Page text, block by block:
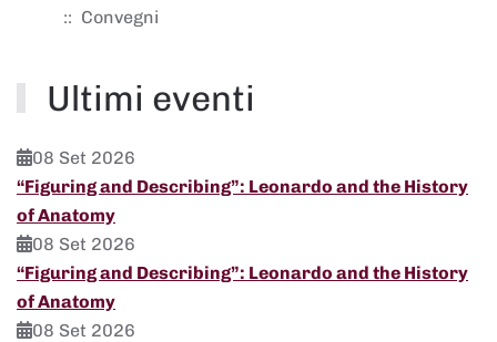
:: Convegni
Ultimi eventi
08 Set 2026
“Figuring and Describing”: Leonardo and the History
of Anatomy
08 Set 2026
“Figuring and Describing”: Leonardo and the History
of Anatomy
08 Set 2026